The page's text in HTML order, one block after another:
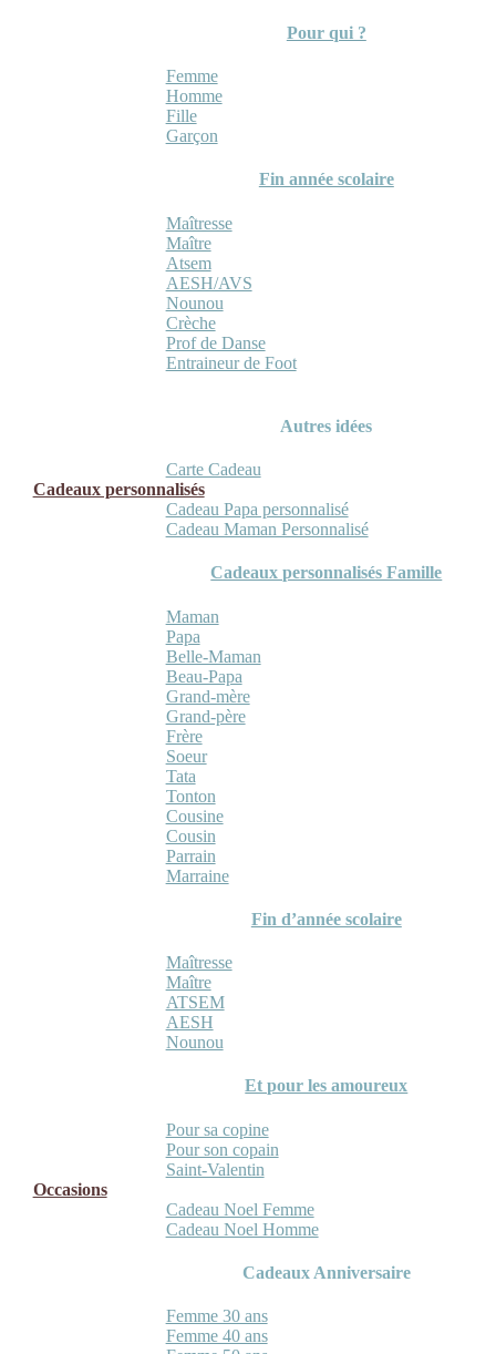
Pour qui ?
Femme
Homme
Fille
Garçon
Fin année scolaire
Maîtresse
Maître
Atsem
AESH/AVS
Nounou
Crèche
Prof de Danse
Entraineur de Foot
Autres idées
Carte Cadeau
Cadeaux personnalisés
Cadeau Papa personnalisé
Cadeau Maman Personnalisé
Cadeaux personnalisés Famille
Maman
Papa
Belle-Maman
Beau-Papa
Grand-mère
Grand-père
Frère
Soeur
Tata
Tonton
Cousine
Cousin
Parrain
Marraine
Fin d’année scolaire
Maîtresse
Maître
ATSEM
AESH
Nounou
Et pour les amoureux
Pour sa copine
Pour son copain
Saint-Valentin
Occasions
Cadeau Noel Femme
Cadeau Noel Homme
Cadeaux Anniversaire
Femme 30 ans
Femme 40 ans